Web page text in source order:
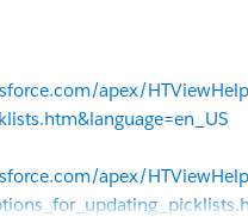
apex/
apex/